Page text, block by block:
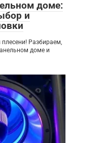
доме:
и
Разбираем,
доме и